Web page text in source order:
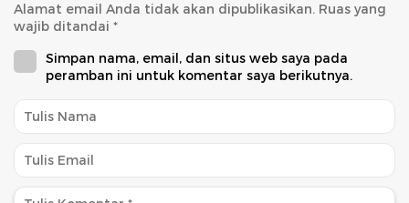
Alamat email Anda tidak akan dipublikasikan. Ruas yang
wajib ditandai *
Simpan nama, email, dan situs web saya pada
peramban ini untuk komentar saya berikutnya.